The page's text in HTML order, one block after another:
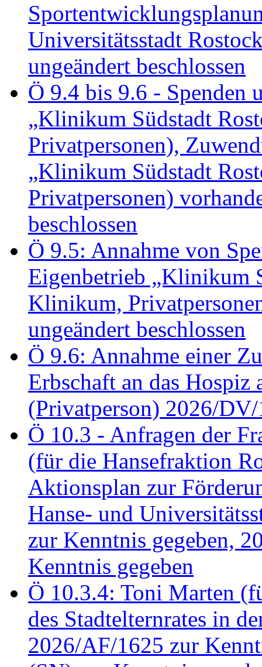
Universitätsstadt
ungeändert beschlossen
Ö 9.4 bis 9.6 -
„Klinikum Südstadt
Privatpersonen),
„Klinikum Südstadt
Privatpersonen)
beschlossen
Ö 9.5: Annahme von
Eigenbetrieb „Klinikum
Klinikum,
ungeändert beschlossen
Ö 9.6: Annahme einer
Erbschaft an das
(Privatperson) 2026/DV/
Ö 10.3 - Anfragen der
(für die Hansefraktion
Aktionsplan zur
Hanse- und
zur Kenntnis gegeben,
Kenntnis gegeben
Ö 10.3.4: Toni Marten
des Stadtelternrates in
2026/AF/1625 zur